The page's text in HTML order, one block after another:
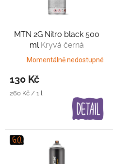
ů
MTN 2G Nitro black 500
ml Kryvá černá
Momentálně nedostupné
130 Kč
Měrná
260 Kč / 1 l